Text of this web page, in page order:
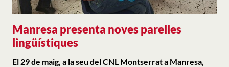
Manresa presenta noves parelles
lingüístiques
El 29 de maig, a la seu del CNL Montserrat a Manresa,